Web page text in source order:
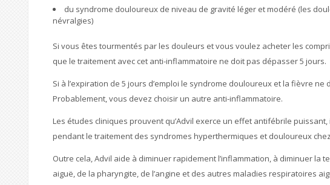
du syndrome douloureux de niveau de gravité léger et modéré (les
névralgies)
Si vous êtes tourmentés par les douleurs et vous voulez acheter les
que le traitement avec cet anti-inflammatoire ne doit pas dépasser 5 jours.
Si à l’expiration de 5 jours d’emploi le syndrome douloureux et la fièvre
Probablement, vous devez choisir un autre anti-inflammatoire.
Les études cliniques prouvent qu’Advil exerce un effet antifébrile
pendant le traitement des syndromes hyperthermiques et douloureux
Outre cela, Advil aide à diminuer rapidement l’inflammation, à diminuer la
aiguë, de la pharyngite, de l’angine et des autres maladies respiratoires